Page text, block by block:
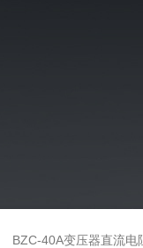
BZC-40A变压器直流电